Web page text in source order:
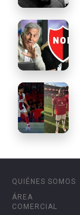
QUIÉNES SOMOS
ÁREA
COMERCIAL